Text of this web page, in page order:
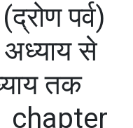
पर्व)
से
तक
chapter